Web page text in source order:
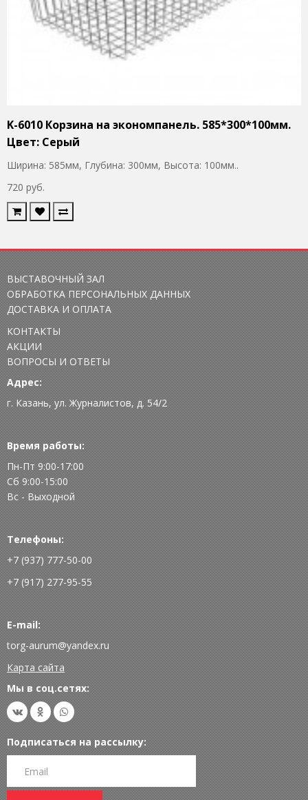
K-6010 Корзина на экономпанель. 585*300*100мм.
Цвет: Серый
Ширина: 585мм, Глубина: 300мм, Высота: 100мм..
720 руб.
ВЫСТАВОЧНЫЙ ЗАЛ
ОБРАБОТКА ПЕРСОНАЛЬНЫХ ДАННЫХ
ДОСТАВКА И ОПЛАТА
КОНТАКТЫ
АКЦИИ
ВОПРОСЫ И ОТВЕТЫ
Адрес:
г. Казань, ул. Журналистов, д. 54/2
Время работы:
Пн-Пт 9:00-17:00
Сб 9:00-15:00
Вс - Выходной
Телефоны:
+7 (937) 777-50-00
+7 (917) 277-95-55
E-mail:
torg-aurum@yandex.ru
Карта сайта
Мы в соц.сетях:
Подписаться на рассылку: